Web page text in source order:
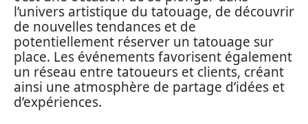
l’univers artistique du tatouage, de découvrir
de nouvelles tendances et de
potentiellement réserver un tatouage sur
place. Les événements favorisent également
un réseau entre tatoueurs et clients, créant
ainsi une atmosphère de partage d’idées et
d’expériences.